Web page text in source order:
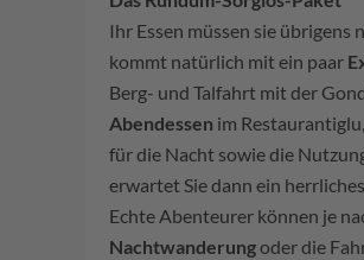
Ihr Essen müssen sie
kommt natürlich mit ein paar
Berg- und Talfahrt mit der
Abendessen im
für die Nacht sowie die
erwartet Sie dann ein herrliches
Echte Abenteurer können je
Nachtwanderungoder die